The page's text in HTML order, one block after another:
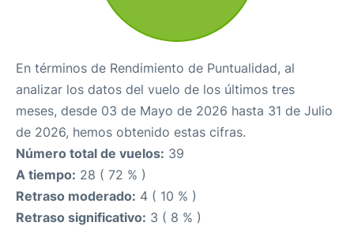
En términos de Rendimiento de Puntualidad, al
analizar los datos del vuelo de los últimos tres
meses, desde 03 de Mayo de 2026 hasta 31 de Julio
de 2026, hemos obtenido estas cifras.
Número total de vuelos: 39
A tiempo: 28 ( 72 % )
Retraso moderado: 4 ( 10 % )
Retraso significativo: 3 ( 8 % )